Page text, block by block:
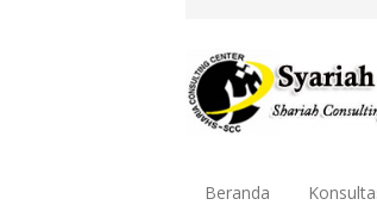
Beranda